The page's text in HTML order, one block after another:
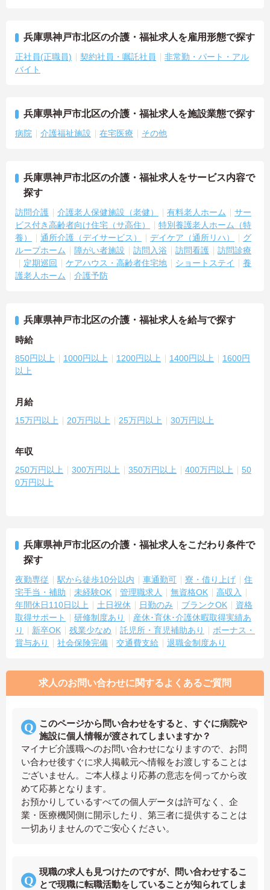
兵庫県神戸市北区の介護・福祉求人を雇用形態で探す
正社員(正職員) 契約社員・嘱託社員
非常勤・パート・アル
バイト
兵庫県神戸市北区の介護・福祉求人を施設業態で探す
病院 介護福祉施設 在宅医療 その他
兵庫県神戸市北区の介護・福祉求人をサービス内容で
探す
訪問介護 介護老人保健施設（老健） 有料老人ホーム
サー
ビス付き高齢者向け住宅（サ高住）
特別養護老人ホーム（特
養）
通所介護（デイサービス） デイケア（通所リハ）
グ
ループホーム
障がい者施設 訪問入浴 訪問看護
訪問診療
定期巡回
ケアハウス・高齢者住宅地 ショートステイ
養
護老人ホーム
介護予防
兵庫県神戸市北区の介護・福祉求人を給与で探す
時給
850円以上 1000円以上 1200円以上 1400円以上
1600円
以上
月給
15万円以上 20万円以上 25万円以上 30万円以上
年収
250万円以上 300万円以上 350万円以上 400万円以上
50
0万円以上
兵庫県神戸市北区の介護・福祉求人をこだわり条件で
探す
夜勤専従 駅から徒歩10分以内 車通勤可 寮・借り上げ
住
宅手当・補助
未経験OK 管理職求人 無資格OK
高収入
年間休日110日以上
土日祝休 日勤のみ ブランクOK
資格
取得サポート
研修制度あり
産休･育休･介護休暇取得実績あ
り
新卒OK 残業少なめ 託児所・育児補助あり
ボーナス・
賞与あり
社会保険完備 交通費支給 退職金制度あり
求人のお問い合わせに関するよくあるご質問
このページから問い合わせをすると、すぐに病院や
施設に個人情報が渡されてしまいますか？
マイナビ介護職へのお問い合わせになりますので、お問
い合わせ後すぐに求人掲載元へ情報をお渡しすることは
ございません。ご本人様より応募の意志を伺ってから改
めて応募となります。
お預かりしているすべての個人データは許可なく、企
業・医療機関側に開示したり、第三者に提供することは
一切ありませんのでご安心ください。
現職の求人も見つけたのですが、問い合わせするこ
とで現職に転職活動をしていることが知られてしま